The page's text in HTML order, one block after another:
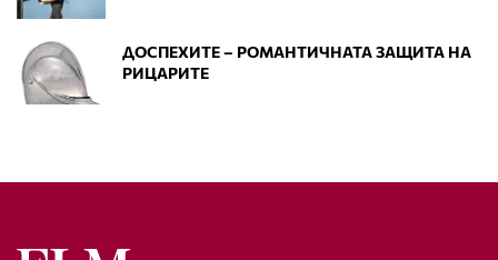
ДОСПЕХИТЕ – РОМАНТИЧНАТА ЗАЩИТА НА
РИЦАРИТЕ